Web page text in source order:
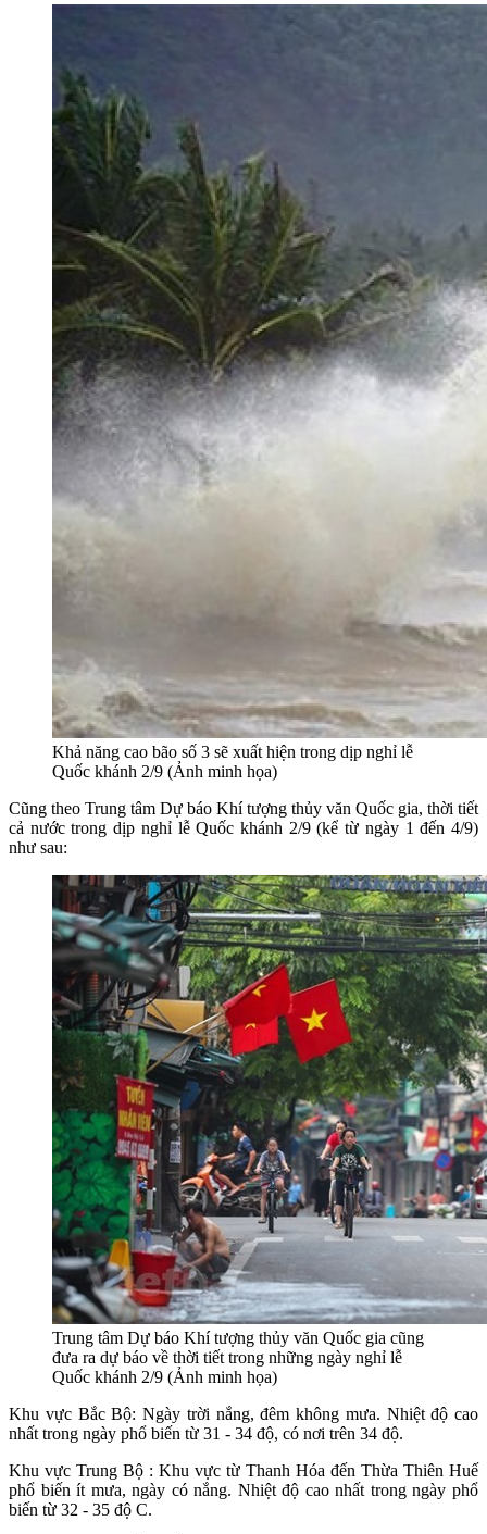
Khả năng cao bão số 3 sẽ xuất hiện trong dịp nghỉ lễ
Quốc khánh 2/9 (Ảnh minh họa)
Cũng theo Trung tâm Dự báo Khí tượng thủy văn Quốc gia, thời tiết
cả nước trong dịp nghỉ lễ Quốc khánh 2/9 (kể từ ngày 1 đến 4/9)
như sau:
Trung tâm Dự báo Khí tượng thủy văn Quốc gia cũng
đưa ra dự báo về thời tiết trong những ngày nghỉ lễ
Quốc khánh 2/9 (Ảnh minh họa)
Khu vực Bắc Bộ: Ngày trời nắng, đêm không mưa. Nhiệt độ cao
nhất trong ngày phổ biến từ 31 - 34 độ, có nơi trên 34 độ.
Khu vực Trung Bộ : Khu vực từ Thanh Hóa đến Thừa Thiên Huế
phổ biến ít mưa, ngày có nắng. Nhiệt độ cao nhất trong ngày phổ
biến từ 32 - 35 độ C.